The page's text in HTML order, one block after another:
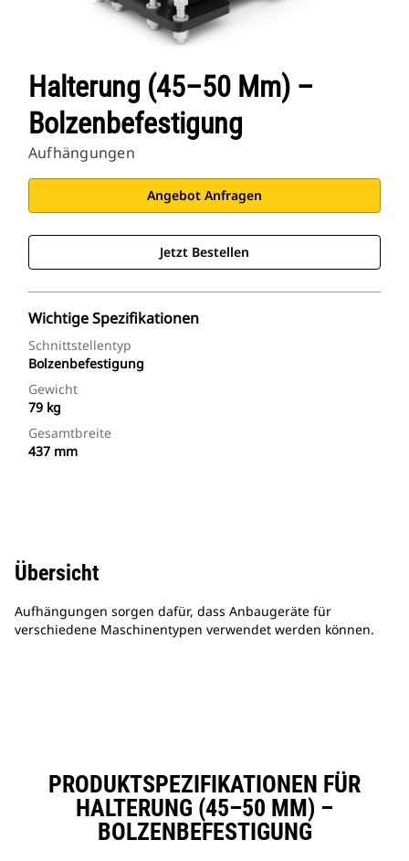
Halterung (45–50 Mm) –
Bolzenbefestigung
Aufhängungen
Angebot Anfragen
Jetzt Bestellen
Wichtige Spezifikationen
Schnittstellentyp
Bolzenbefestigung
Gewicht
79 kg
Gesamtbreite
437 mm
Übersicht
Aufhängungen sorgen dafür, dass Anbaugeräte für
verschiedene Maschinentypen verwendet werden können.
PRODUKTSPEZIFIKATIONEN FÜR
HALTERUNG (45–50 MM) –
BOLZENBEFESTIGUNG